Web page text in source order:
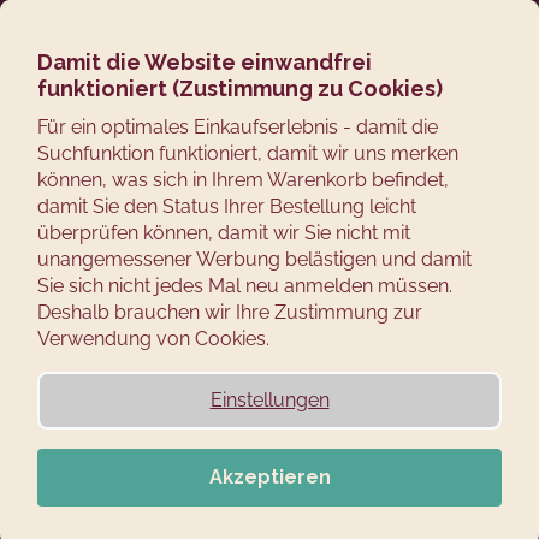
Damit die Website einwandfrei
funktioniert (Zustimmung zu Cookies)
Für ein optimales Einkaufserlebnis - damit die
Suchfunktion funktioniert, damit wir uns merken
können, was sich in Ihrem Warenkorb befindet,
damit Sie den Status Ihrer Bestellung leicht
überprüfen können, damit wir Sie nicht mit
unangemessener Werbung belästigen und damit
Sie sich nicht jedes Mal neu anmelden müssen.
Deshalb brauchen wir Ihre Zustimmung zur
Verwendung von Cookies.
Einstellungen
Akzeptieren
Zum
springenZurück
zum
W
a
u
c
h
e
n
S
?